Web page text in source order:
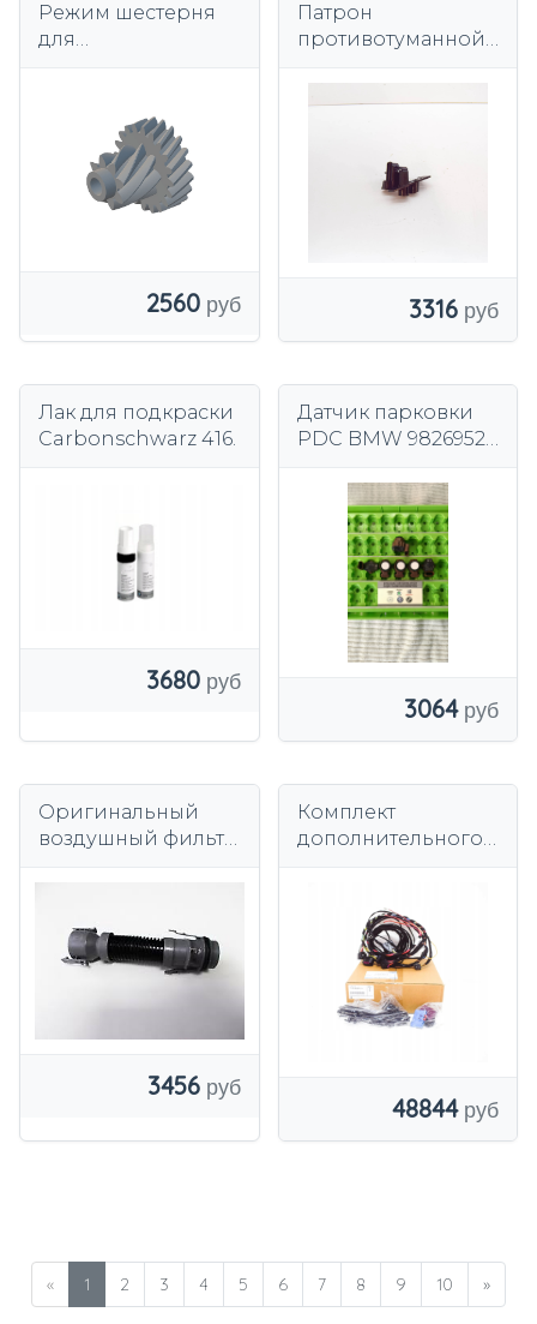
Режим шестерня
для
2560
Патрон
противотуманной
3316
Лак для подкраски
Carbonschwarz 416.
3680
Датчик парковки
PDC BMW 9826952-
Белый акрил
3064
Оригинальный
воздушный фильтр
3456
Комплект
дополнительного
Electric
48844
« 1 2 3 4 5 6 7 8 9 10 »